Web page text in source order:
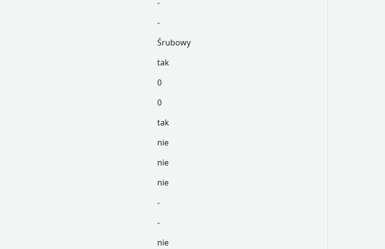
-
-
Śrubowy
tak
0
0
tak
nie
nie
nie
-
-
nie